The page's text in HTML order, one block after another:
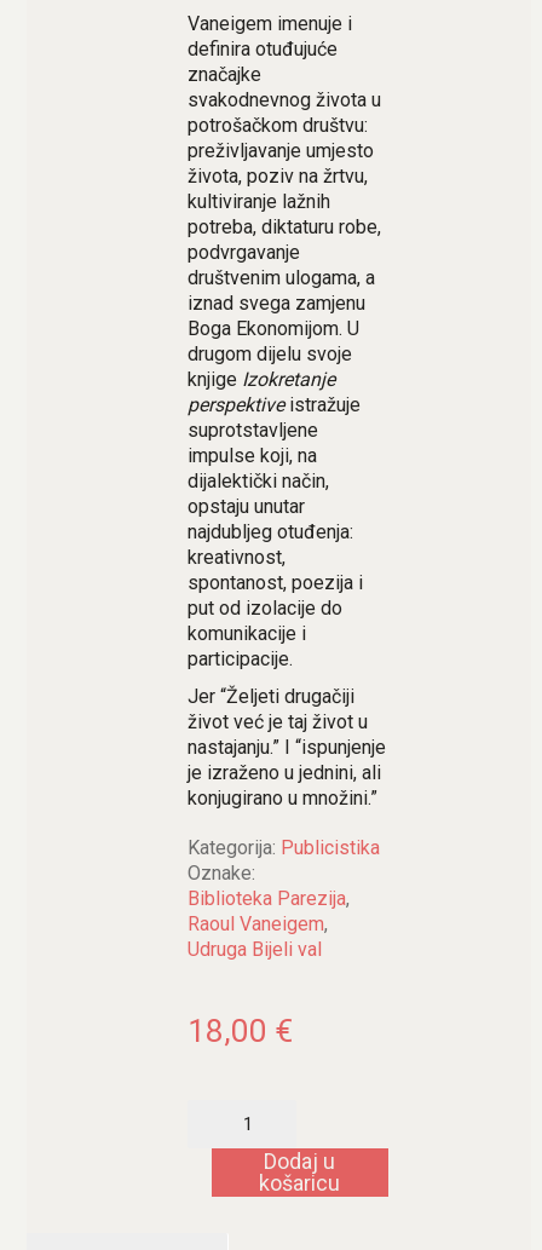
Vaneigem imenuje i
definira otuđujuće
značajke
svakodnevnog života u
potrošačkom društvu:
preživljavanje umjesto
života, poziv na žrtvu,
kultiviranje lažnih
potreba, diktaturu robe,
podvrgavanje
društvenim ulogama, a
iznad svega zamjenu
Boga Ekonomijom. U
drugom dijelu svoje
knjige Izokretanje
perspektiveistražuje
suprotstavljene
impulse koji, na
dijalektički način,
opstaju unutar
najdubljeg otuđenja:
kreativnost,
spontanost, poezija i
put od izolacije do
komunikacije i
participacije.
Jer “Željeti drugačiji
život već je taj život u
nastajanju.” I “ispunjenje
je izraženo u jednini, ali
konjugirano u množini.”
Kategorija: Publicistika
Oznake:
Biblioteka Parezija,
Raoul Vaneigem,
Udruga Bijeli val
18,00 €
svakodnevnog
života
Dodaj u
košaricu